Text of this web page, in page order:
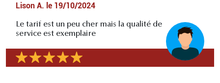
Lison A. le 19/10/2024
Le tarif est un peu cher mais la qualité de
service est exemplaire